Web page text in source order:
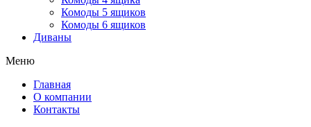
Комоды 5 ящиков
Комоды 6 ящиков
Диваны
Меню
Главная
О компании
Контакты